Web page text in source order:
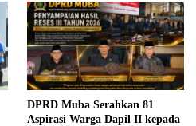
DPRD Muba Serahkan 81
Aspirasi Warga Dapil II kepada